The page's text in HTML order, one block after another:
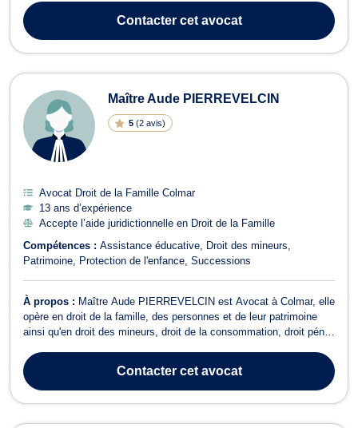
Elle prend également en charge les problématiques afférentes à
l’adoption, ...
Contactercet avocat
Maître Aude PIERREVELCIN
5 (2 avis)
Avocat Droit de la Famille Colmar
13 ans d’expérience
Accepte l’aide juridictionnelle en Droit de la Famille
Compétences : Assistance éducative
Droit des mineurs
Patrimoine
Protection de l'enfance Successions
À propos : Maître Aude PIERREVELCIN est Avocat à Colmar, elle
opère en droit de la famille, des personnes et de leur patrimoine
ainsi qu'en droit des mineurs, droit de la consommation, droit pénal
pour des procédures de divorce à l'amiable ou contentieux,
liquidatio...
Contactercet avocat